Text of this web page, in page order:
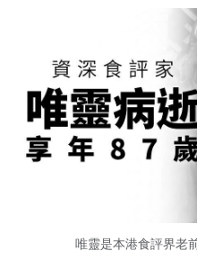
唯靈是本港食評界老